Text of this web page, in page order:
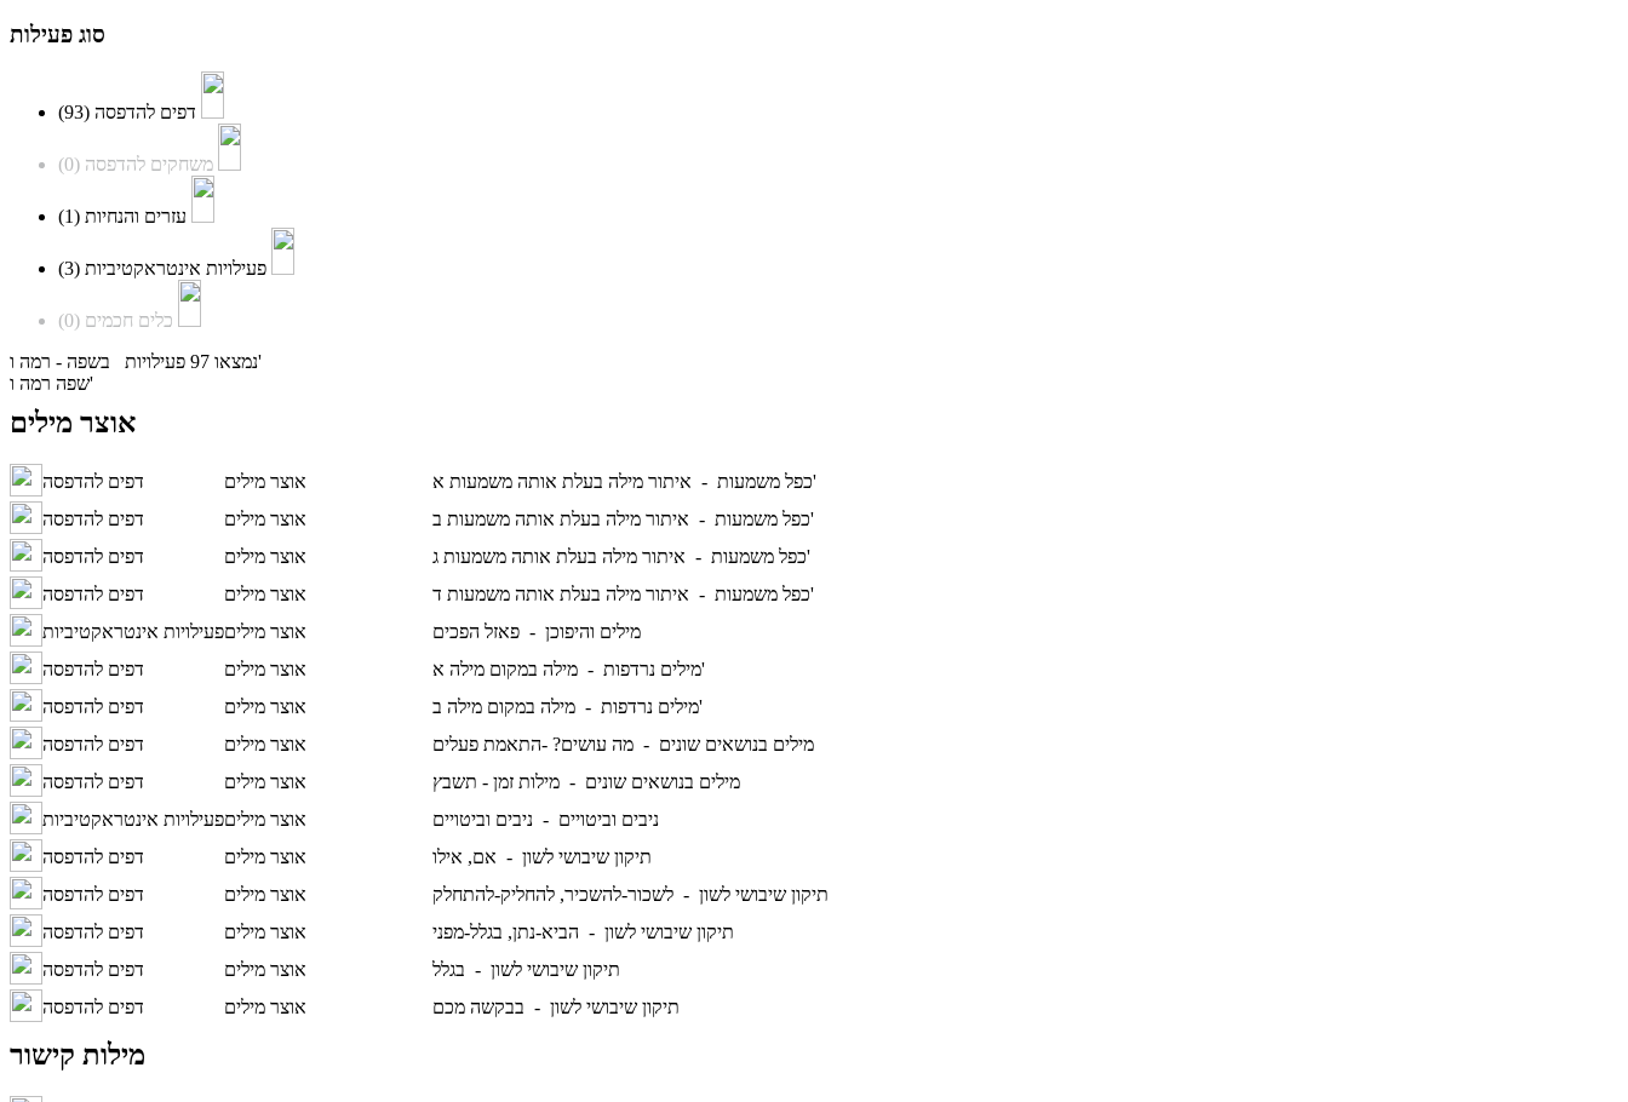
סוג פעילות
דפים להדפסה
משחקים להדפסה
עזרים והנחיות
פעילויות אינטראקטיביות
כלים חכמים
נמצאו 97 פעילויות בשפה - רמה ו'
שפה רמה ו'
אוצר מילים
דפים להדפסה אוצר מילים כפל משמעות -איתור מילה בעלת אותה משמעות א'
דפים להדפסה
אוצר מילים כפל משמעות -איתור מילה בעלת אותה משמעות ב'
דפים להדפסה
אוצר מילים כפל משמעות -איתור מילה בעלת אותה משמעות ג'
דפים להדפסה
אוצר מילים כפל משמעות -איתור מילה בעלת אותה משמעות ד'
פעילויות אינטראקטיביותאוצר מילים מילים והיפוכן - פאזל הפכים
דפים להדפסה
אוצר מילים מילים נרדפות -מילה במקום מילה א'
דפים להדפסה
אוצר מילים מילים נרדפות -מילה במקום מילה ב'
דפים להדפסה
אוצר מילים מילים בנושאים שונים - מה עושים? -התאמת פעלים
דפים להדפסה
אוצר מילים מילים בנושאים שונים - מילות זמן - תשבץ
פעילויות אינטראקטיביותאוצר מילים ניבים וביטויים - ניבים וביטויים
דפים להדפסה
אוצר מילים תיקון שיבושי לשון - אם, אילו
דפים להדפסה
אוצר מילים תיקון שיבושי לשון - לשכור-להשכיר, להחליק-להתחלק
דפים להדפסה
אוצר מילים תיקון שיבושי לשון - הביא-נתן, בגלל-מפני
דפים להדפסה
אוצר מילים תיקון שיבושי לשון - בגלל
דפים להדפסה
אוצר מילים תיקון שיבושי לשון - בבקשה מכם
מילות קישור